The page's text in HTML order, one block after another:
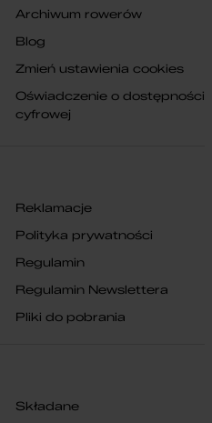
Archiwum rowerów
Blog
Zmień ustawienia cookies
Oświadczenie o dostępności
cyfrowej
Reklamacje
Polityka prywatności
Regulamin
Regulamin Newslettera
Pliki do pobrania
Składane